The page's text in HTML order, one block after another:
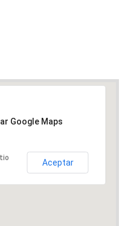
Google Maps
Aceptar